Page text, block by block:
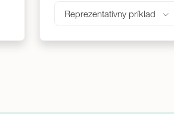
Reprezentatívny príklad